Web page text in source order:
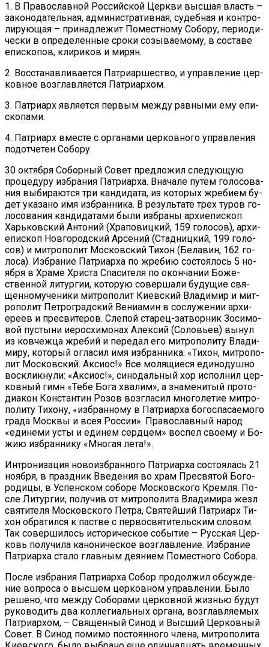
1. В Пра­во­слав­ной Рос­сий­ской Церк­ви выс­шая власть –
за­ко­но­да­тель­ная, адми­ни­стра­тив­ная, су­деб­ная и кон­тро­
ли­ру­ю­щая – при­над­ле­жит По­мест­но­му Со­бо­ру, пе­ри­о­ди­
че­ски в опре­де­лен­ные сро­ки со­зы­ва­е­мо­му, в со­ста­ве
епи­ско­пов, кли­ри­ков и ми­рян.
2. Вос­ста­нав­ли­ва­ет­ся Пат­ри­ар­ше­ство, и управ­ле­ние цер­
ков­ное воз­глав­ля­ет­ся Пат­ри­ар­хом.
3. Пат­ри­арх яв­ля­ет­ся пер­вым меж­ду рав­ны­ми ему епи­
ско­па­ми.
4. Пат­ри­арх вме­сте с ор­га­на­ми цер­ков­но­го управ­ле­ния
под­от­че­тен Со­бо­ру.
30 ок­тяб­ря Со­бор­ный Со­вет пред­ло­жил сле­ду­ю­щую
про­це­ду­ру из­бра­ния Пат­ри­ар­ха. Вна­ча­ле пу­тем го­ло­со­ва­
ния вы­би­ра­ют­ся три кан­ди­да­та, из ко­то­рых жре­би­ем бу­
дет ука­за­но имя из­бран­ни­ка. В ре­зуль­та­те трех ту­ров го­
ло­со­ва­ния кан­ди­да­та­ми бы­ли из­бра­ны ар­хи­епи­скоп
Харь­ков­ский Ан­то­ний (Хра­по­виц­кий, 159 го­ло­сов), ар­хи­
епи­скоп Нов­го­род­ский Ар­се­ний (Стад­ниц­кий, 199 го­ло­
сов) и мит­ро­по­лит Мос­ков­ский Ти­хон (Бе­ла­вин, 162 го­
ло­са). Из­бра­ние Пат­ри­ар­ха по жре­бию со­сто­я­лось 5 но­
яб­ря в Хра­ме Хри­ста Спа­си­те­ля по окон­ча­нии Бо­же­
ствен­ной ли­тур­гии, ко­то­рую со­вер­ша­ли бу­ду­щие свя­
щен­но­му­че­ни­ки мит­ро­по­лит Ки­ев­ский Вла­ди­мир и мит­
ро­по­лит Пет­ро­град­ский Ве­ни­а­мин в со­слу­же­нии ар­хи­
ере­ев и пре­сви­те­ров. Сле­пой ста­рец-за­твор­ник Зо­си­мо­
вой пу­сты­ни иерос­хи­мо­нах Алек­сий (Со­ло­вьев) вы­нул
из ков­чеж­ца жре­бий и пе­ре­дал его мит­ро­по­ли­ту Вла­ди­
ми­ру, ко­то­рый огла­сил имя из­бран­ни­ка: «Ти­хон, мит­ро­по­
лит Мос­ков­ский. Ак­сиос!» Все мо­ля­щи­е­ся еди­но­душ­но
вос­клик­ну­ли: «Ак­сиос!», си­но­даль­ный хор ис­пол­нил цер­
ков­ный гимн «Те­бе Бо­га хва­лим», а зна­ме­ни­тый про­то­
ди­а­кон Кон­стан­тин Ро­зов воз­гла­сил мно­го­ле­тие мит­ро­
по­ли­ту Ти­хо­ну, «из­бран­но­му в Пат­ри­ар­ха бо­го­спа­са­е­мо­го
гра­да Моск­вы и всея Рос­сии». Пра­во­слав­ный на­род
«еди­не­ми усты и еди­нем серд­цем» вос­пел сво­е­му и Бо­
жию из­бран­ни­ку «Мно­гая ле­та!».
Ин­тро­ни­за­ция но­во­из­бран­но­го Пат­ри­ар­ха со­сто­я­лась 21
но­яб­ря, в празд­ник Вве­де­ния во храм Пре­свя­той Бо­го­
ро­ди­цы, в Успен­ском со­бо­ре Мос­ков­ско­го Крем­ля. По­
сле Ли­тур­гии, по­лу­чив от мит­ро­по­ли­та Вла­ди­ми­ра жезл
свя­ти­те­ля Мос­ков­ско­го Пет­ра, Свя­тей­ший Пат­ри­арх Ти­
хон об­ра­тил­ся к пастве с пер­во­свя­ти­тель­ским сло­вом.
Так со­вер­ши­лось ис­то­ри­че­ское со­бы­тие – Рус­ская Цер­
ковь по­лу­чи­ла ка­но­ни­че­ское воз­глав­ле­ние. Из­бра­ние
Пат­ри­ар­ха ста­ло глав­ным де­я­ни­ем По­мест­но­го Со­бо­ра.
По­сле из­бра­ния Пат­ри­ар­ха Со­бор про­дол­жил об­суж­де­
ние во­про­са о выс­шем цер­ков­ном управ­ле­нии. Бы­ло
ре­ше­но, что меж­ду Со­бо­ра­ми цер­ков­ной жиз­нью бу­дут
ру­ко­во­дить два кол­ле­ги­аль­ных ор­га­на, воз­глав­ля­е­мых
Пат­ри­ар­хом, – Свя­щен­ный Си­нод и Выс­ший Цер­ков­ный
Со­вет. В Си­нод по­ми­мо по­сто­ян­но­го чле­на, мит­ро­по­ли­та